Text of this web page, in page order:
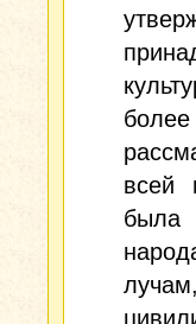
всей
была